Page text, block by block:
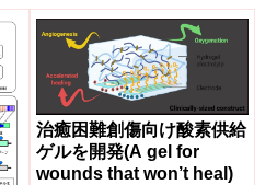
治癒困難創傷向け酸素供給
ゲルを開発(A gel for
wounds that won’t heal)